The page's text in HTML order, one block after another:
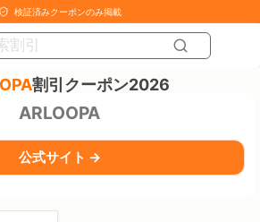
検証済みクーポンのみ掲載
割引クーポン2026
ARLOOPA
公式サイト →